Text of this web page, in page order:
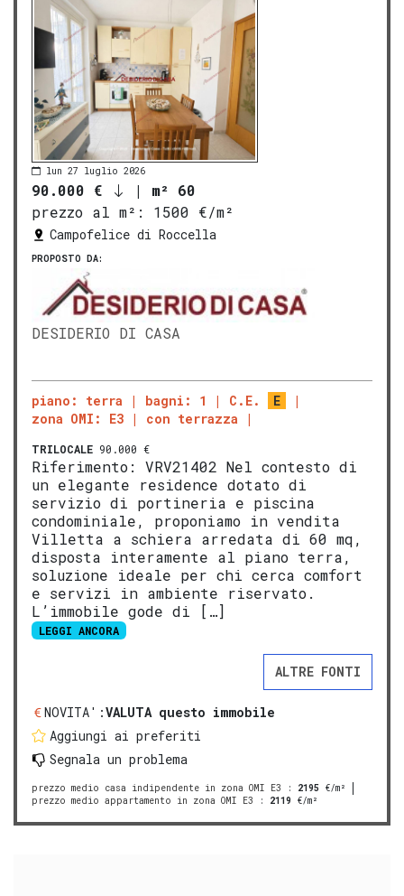
lun 27 luglio 2026
90.000 € | m² 60
prezzo al m²:
1500 €/m²
Campofelice di Roccella
PROPOSTO DA:
DESIDERIO DI CASA
piano: terra bagni: 1 C.E.
E
zona OMI: E3
con terrazza
TRILOCALE 90.000 €
Riferimento: VRV21402 Nel contesto di
un elegante residence dotato di
servizio di portineria e piscina
condominiale, proponiamo in vendita
Villetta a schiera arredata di 60 mq,
disposta interamente al piano terra,
soluzione ideale per chi cerca comfort
e servizi in ambiente riservato.
L’immobile gode di […]
LEGGI ANCORA
ALTRE FONTI
NOVITA':VALUTA questo immobile
Aggiungi ai preferiti
Segnala un problema
prezzo medio casa indipendente in zona OMI E3 : 2195 €/m²
prezzo medio appartamento in zona OMI E3 : 2119 €/m²